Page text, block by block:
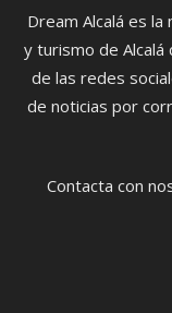
Dream Alcalá es
y turismo de
de las redes
de noticias por
Contacta con